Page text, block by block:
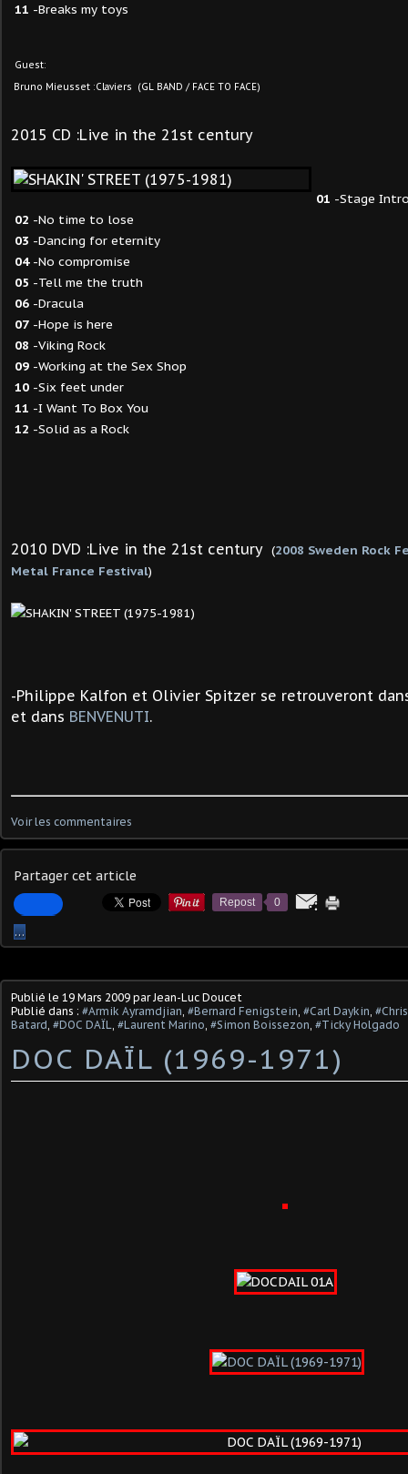
11 -Breaks my toys
Guest:
Bruno Mieusset :Claviers (GL BAND / FACE TO FACE)
2015 CD :Live in the 21st century
01 -Stage
02 -No time to lose
03 -Dancing for eternity
04-No compromise
05 -Tell me the truth
06 -Dracula
07 -Hope is here
08 -Viking Rock
09 -Working at the Sex Shop
10 -Six feet under
11 -I Want To Box You
12 -Solid as a Rock
2010 DVD :Live in the 21st century (2008 Sweden Rock
Metal France Festival)
-Philippe Kalfon et Olivier Spitzer se retrouveront
et dans BENVENUTI.
Voir les commentaires
Partager cet article
Repost 0
…
Publié le 19 Mars 2009 par Jean-Luc Doucet
Publié dans : #Armik Ayramdjian, #Bernard Fenigstein, #Carl Daykin,
Batard, #DOC DAÏL, #Laurent Marino, #Simon Boissezon, #Ticky Holgado
DOC DAÏL (1969-1971)